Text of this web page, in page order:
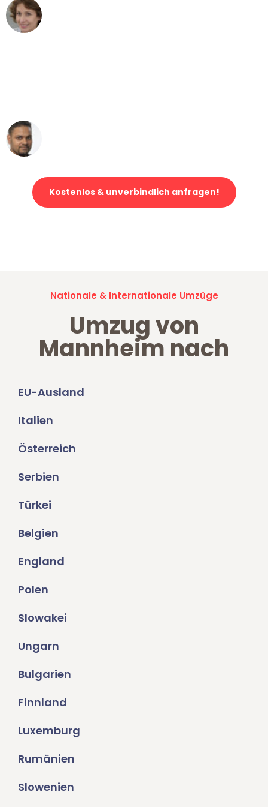
Kostenlos & unverbindlich anfragen!
Nationale & Internationale Umzüge
Umzug von
Mannheim nach
EU-Ausland
Italien
Österreich
Serbien
Türkei
Belgien
England
Polen
Slowakei
Ungarn
Bulgarien
Finnland
Luxemburg
Rumänien
Slowenien